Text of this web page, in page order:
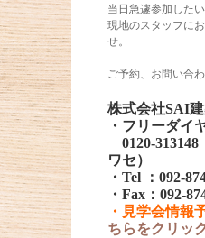
当日急遽参加した
現地のスタッフに
せ。
ご予約、お問い合
株式会社SAI
・フリーダイ
0120-313148
ワセ）
・Tel ：092-
・Fax：092-
・見学会情報
ちらをクリッ